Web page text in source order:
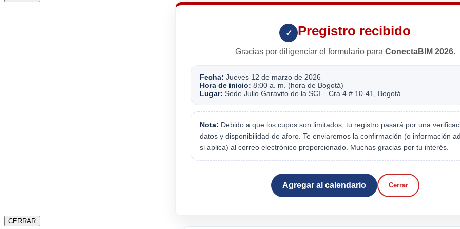
✓ Pregistro recibido
Gracias por diligenciar el formulario para ConectaBIM 2026.
Fecha: Jueves 12 de marzo de 2026
Hora de inicio: 8:00 a. m. (hora de Bogotá)
Lugar: Sede Julio Garavito de la SCI – Cra 4 # 10-41, Bogotá
Nota: Debido a que los cupos son limitados, tu registro pasará por una
datos y disponibilidad de aforo. Te enviaremos la confirmación (o información
si aplica) al correo electrónico proporcionado. Muchas gracias por tu interés.
Agregar al calendario Cerrar
CERRAR